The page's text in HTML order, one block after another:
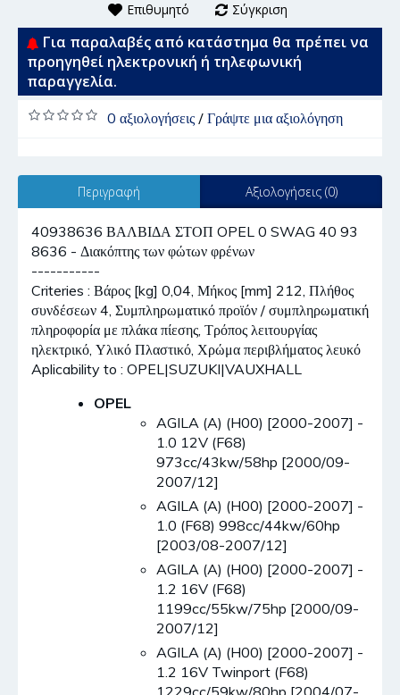
Επιθυμητό Σύγκριση
Για παραλαβές από κατάστημα θα πρέπει να
προηγηθεί ηλεκτρονική ή τηλεφωνική
παραγγελία.
0 αξιολογήσεις/ Γράψτε μια αξιολόγηση
Περιγραφή Αξιολογήσεις (0)
40938636 ΒΑΛΒΙΔΑ ΣΤΟΠ OPEL 0 SWAG 40 93
8636 - Διακόπτης των φώτων φρένων
-----------
Criteries : Βάρος [kg] 0,04, Μήκος [mm] 212, Πλήθος
συνδέσεων 4, Συμπληρωματικό προϊόν / συμπληρωματική
πληροφορία με πλάκα πίεσης, Τρόπος λειτουργίας
ηλεκτρικό, Υλικό Πλαστικό, Χρώμα περιβλήματος λευκό
Aplicability to : OPEL|SUZUKI|VAUXHALL
OPEL
AGILA (A) (H00) [2000-2007] -
1.0 12V (F68)
973cc/43kw/58hp [2000/09-
2007/12]
AGILA (A) (H00) [2000-2007] -
1.0 (F68) 998cc/44kw/60hp
[2003/08-2007/12]
AGILA (A) (H00) [2000-2007] -
1.2 16V (F68)
1199cc/55kw/75hp [2000/09-
2007/12]
AGILA (A) (H00) [2000-2007] -
1.2 16V Twinport (F68)
1229cc/59kw/80hp [2004/07-